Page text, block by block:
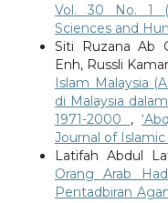
Vol. 30 No. 1
Sciences and
Siti Ruzana Ab
Enh, Russli
Islam Malaysia
di Malaysia
1971-2000 ,
Journal of
Latifah Abdul
Orang Arab
Pentadbiran